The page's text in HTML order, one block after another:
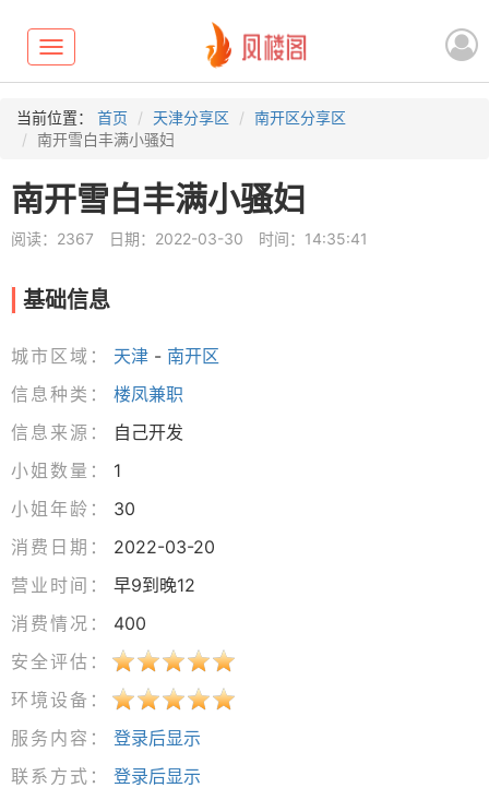
Toggle
navigation
当前位置： 首页 天津分享区
南开区分享区
南开雪白丰满小骚妇
南开雪白丰满小骚妇
阅读：2367 日期：2022-03-30 时间：14:35:41
基础信息
城市区域： 天津 - 南开区
信息种类：
楼凤兼职
信息来源：
自己开发
小姐数量：
1
小姐年龄：
30
消费日期：
2022-03-20
营业时间：
早9到晚12
消费情况：
400
安全评估：
环境设备：
服务内容：
登录后显示
联系方式：
登录后显示